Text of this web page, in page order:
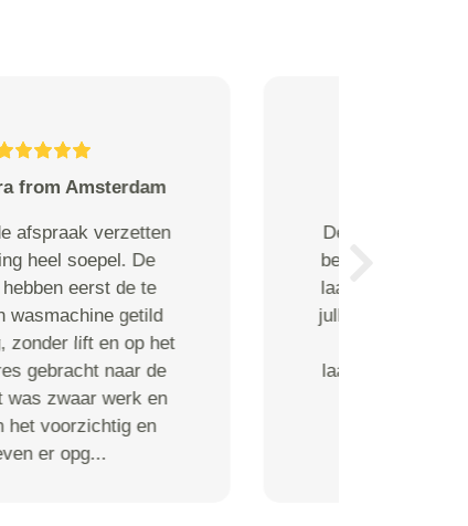
Leander Vergeest from Almere
Dego Koeriers gaf een
uitstekende service, ik kan ze
van harte aanbevelen!